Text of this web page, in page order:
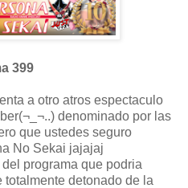
399
a otro atros espectaculo
denominado por las
que ustedes seguro
No Sekai jajajaj
programa que podria
totalmente detonado de la